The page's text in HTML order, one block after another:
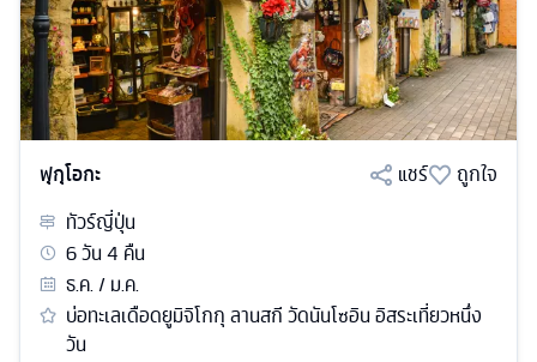
ฟุกุโอกะ แชร์
ถูกใจ
ทัวร์ญี่ปุ่น
6วัน4 คืน
ธ.ค. / ม.ค.
บ่อทะเลเดือดยูมิจิโกกุ ลานสกี วัดนันโซอิน อิสระเที่ยวหนึ่ง
วัน